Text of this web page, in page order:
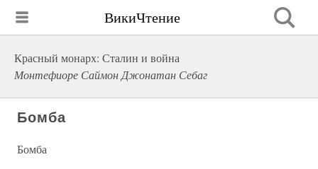
ВикиЧтение
Красный монарх: Сталин и война
Монтефиоре Саймон Джонатан Себаг
Бомба
Бомба